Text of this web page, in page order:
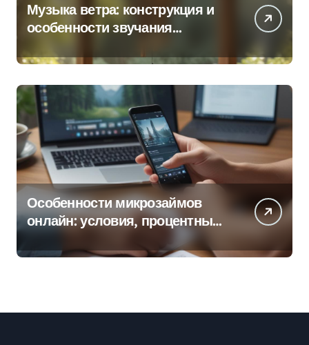
Музыка ветра: конструкция и
особенности звучания
Особенности микрозаймов
онлайн: условия, процентные
ставки и порядок оформления